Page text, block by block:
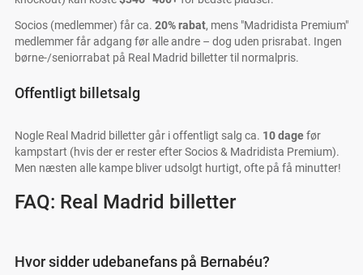
Socios (medlemmer) får ca. 20% rabat, mens "Madridista Premium"
medlemmer får adgang før alle andre – dog uden prisrabat. Ingen
børne-/seniorrabat på Real Madrid billetter til normalpris.
Offentligt billetsalg
Nogle Real Madrid billetter går i offentligt salg ca. 10 dagefør
kampstart (hvis der er rester efter Socios & Madridista Premium).
Men næsten alle kampe bliver udsolgt hurtigt, ofte på få minutter!
FAQ: Real Madrid billetter
Hvor sidder udebanefans på Bernabéu?